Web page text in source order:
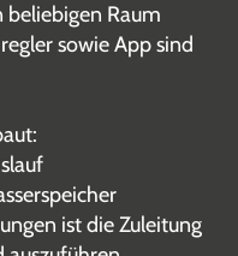
beliebigen Raum
sowie App sind
ist die Zuleitung